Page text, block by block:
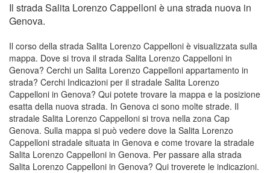
Il strada Salita Lorenzo Cappelloni è una strada nuova in
Genova.
Il corso della strada Salita Lorenzo Cappelloni è visualizzata sulla
mappa. Dove si trova il strada Salita Lorenzo Cappelloni in
Genova? Cerchi un Salita Lorenzo Cappelloni appartamento in
strada? Cerchi Indicazioni per il stradale Salita Lorenzo
Cappelloni in Genova? Qui potete trovare la mappa e la posizione
esatta della nuova strada. In Genova ci sono molte strade. Il
stradale Salita Lorenzo Cappelloni si trova nella zona Cap
Genova. Sulla mappa si può vedere dove la Salita Lorenzo
Cappelloni stradale situata in Genova e come trovare la stradale
Salita Lorenzo Cappelloni in Genova. Per passare alla strada
Salita Lorenzo Cappelloni in Genova? Qui troverete le indicazioni.